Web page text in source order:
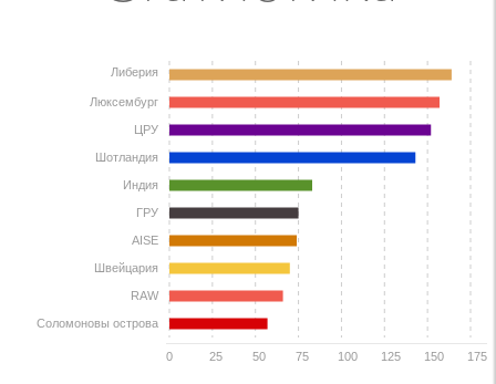
Соломоновы острова
RAW
Швейцария
AISE
ГРУ
Индия
Шотландия
ЦРУ
Люксембург
Либерия
0 25 50 75 100 125 150 175